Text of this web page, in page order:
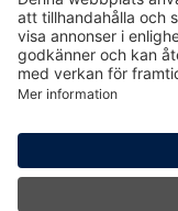
Avtalsvillkor